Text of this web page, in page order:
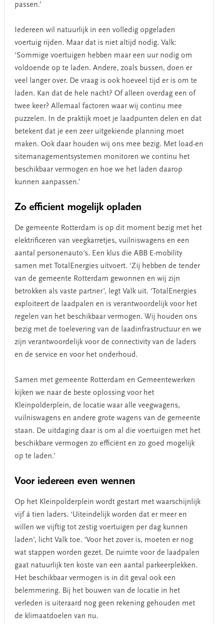
passen.’
Iedereen wil natuurlijk in een volledig opgeladen
voertuig rijden. Maar dat is niet altijd nodig. Valk:
‘Sommige voertuigen hebben maar een uur nodig om
voldoende op te laden. Andere, zoals bussen, doen er
veel langer over. De vraag is ook hoeveel tijd er is om te
laden. Kan dat de hele nacht? Of alleen overdag een of
twee keer? Allemaal factoren waar wij continu mee
puzzelen. In de praktijk moet je laadpunten delen en dat
betekent dat je een zeer uitgekiende planning moet
maken. Ook daar houden wij ons mee bezig. Met load-en
sitemanagementsystemen monitoren we continu het
beschikbaar vermogen en hoe we het laden daarop
kunnen aanpassen.’
Zo efficient mogelijk opladen
De gemeente Rotterdam is op dit moment bezig met het
elektrificeren van veegkarretjes, vuilniswagens en een
aantal personenauto’s. Een klus die ABB E-mobility
samen met TotalEnergies uitvoert. ‘Zij hebben de tender
van de gemeente Rotterdam gewonnen en wij zijn
betrokken als vaste partner’, legt Valk uit. ‘TotalEnergies
exploiteert de laadpalen en is verantwoordelijk voor het
regelen van het beschikbaar vermogen. Wij houden ons
bezig met de toelevering van de laadinfrastructuur en we
zijn verantwoordelijk voor de connectivity van de laders
en de service en voor het onderhoud.
Samen met gemeente Rotterdam en Gemeentewerken
kijken we naar de beste oplossing voor het
Kleinpolderplein, de locatie waar alle veegwagens,
vuilniswagens en andere grote wagens van de gemeente
staan. De uitdaging daar is om al die voertuigen met het
beschikbare vermogen zo efficiënt en zo goed mogelijk
op te laden.’
Voor iedereen even wennen
Op het Kleinpolderplein wordt gestart met waarschijnlijk
vijf á tien laders. ‘Uiteindelijk worden dat er meer en
willen we vijftig tot zestig voertuigen per dag kunnen
laden’, licht Valk toe. ‘Voor het zover is, moeten er nog
wat stappen worden gezet. De ruimte voor de laadpalen
gaat natuurlijk ten koste van een aantal parkeerplekken.
Het beschikbaar vermogen is in dit geval ook een
belemmering. Bij het bouwen van de locatie in het
verleden is uiteraard nog geen rekening gehouden met
de klimaatdoelen van nu.